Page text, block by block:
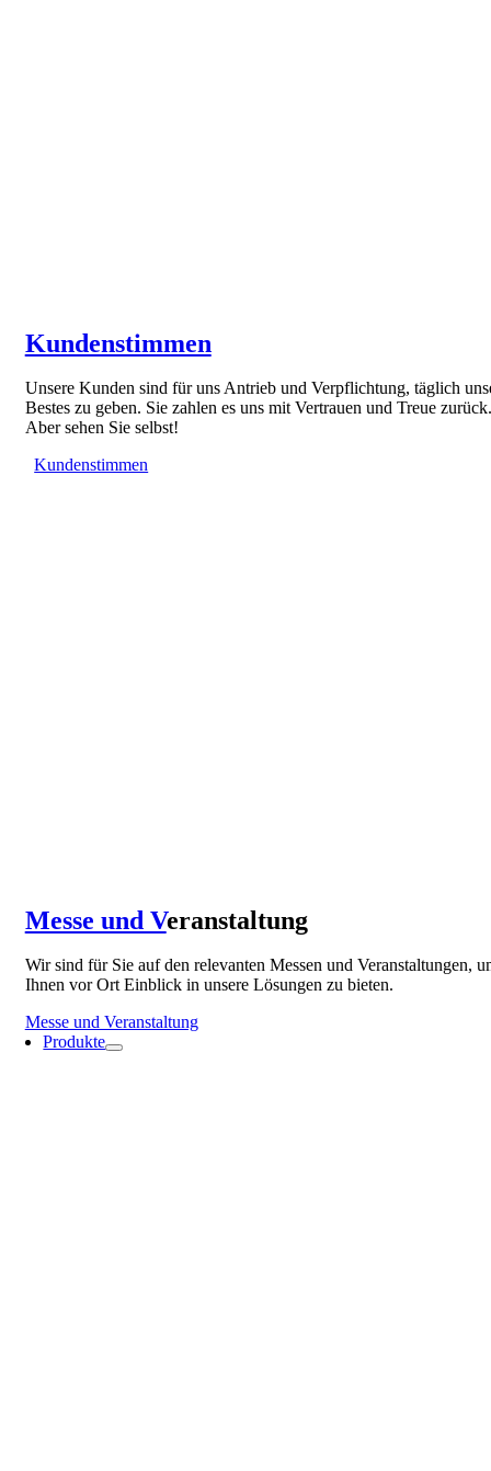
Kundenstimmen
Unsere Kunden sind für uns Antrieb und Verpflichtung, täglich
Bestes zu geben. Sie zahlen es uns mit Vertrauen und Treue zurück.
Aber sehen Sie selbst!
Kundenstimmen
Messe und Veranstaltung
Wir sind für Sie auf den relevanten Messen und Veranstaltungen,
Ihnen vor Ort Einblick in unsere Lösungen zu bieten.
Messe und Veranstaltung
Produkte